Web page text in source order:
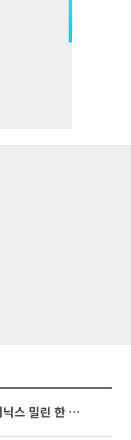
[베스트&워스트] 삼성전자·SK하이닉스 밀린 한 주…상상인증권은 85% 급등